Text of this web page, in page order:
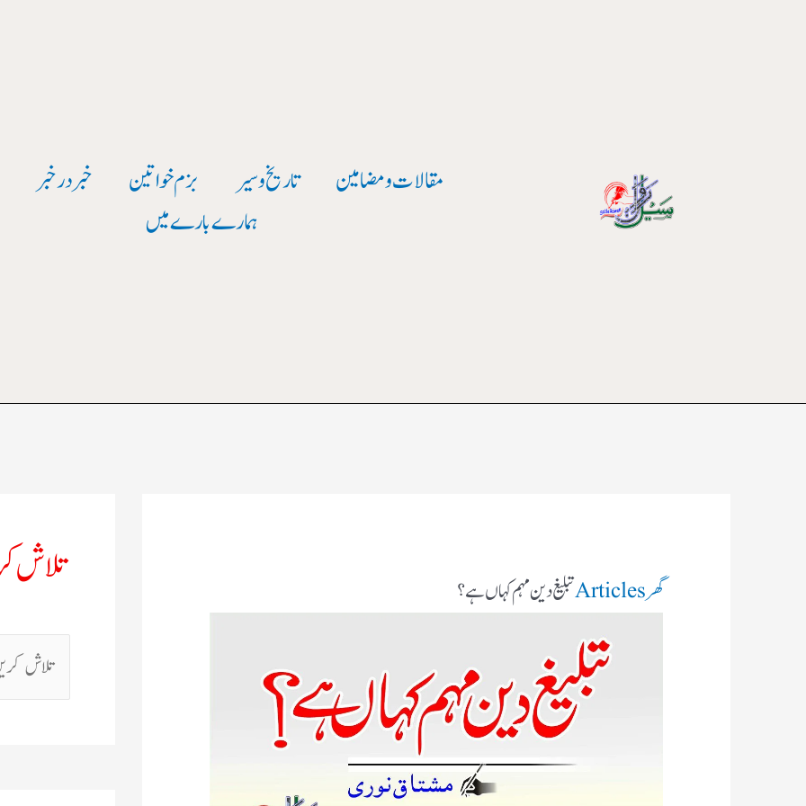
مقالات و مضامین تاریخ وسیر بزم خواتین خبر در خبر
ہمارے بارے میں
گھرArticlesتبلیغ دین مہم کہاں ہے؟ تلاش